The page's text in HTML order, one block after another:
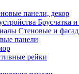
панели, декор
Брусчатка
Стеновые и
панели
рейки